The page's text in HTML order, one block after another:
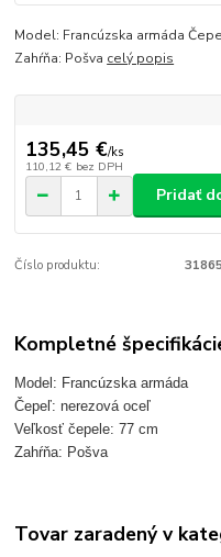
Model: Francúzska armáda
Zahŕňa: Pošva celý popis
135,45 €/ks
110,12 € bez DPH
Pridať
Číslo produktu: 31865
Kompletné
Model: Francúzska armáda
Čepeľ: nerezová oceľ
Veľkosť čepele: 77 cm
Zahŕňa: Pošva
Tovar zaradený v